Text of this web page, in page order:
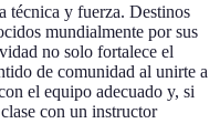
técnica y fuerza. Destinos
mundialmente por sus
no solo fortalece el
de comunidad al unirte a
el equipo adecuado y, si
con un instructor